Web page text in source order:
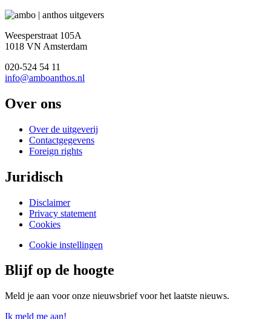
Weesperstraat 105A
1018 VN Amsterdam
020-524 54 11
info@amboanthos.nl
Over ons
Over de uitgeverij
Contactgegevens
Foreign rights
Juridisch
Disclaimer
Privacy statement
Cookies
Cookie instellingen
Blijf op de hoogte
Meld je aan voor onze nieuwsbrief voor het laatste nieuws.
Ik meld me aan!